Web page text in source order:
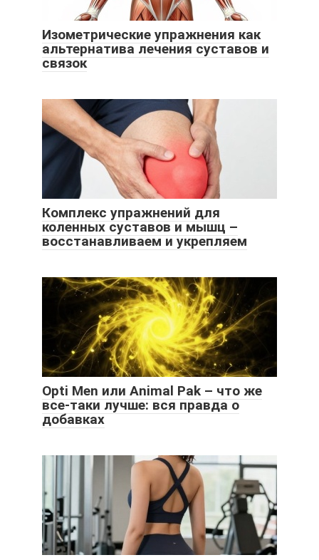
Изометрические упражнения как
альтернатива лечения суставов и
связок
Комплекс упражнений для
коленных суставов и мышц –
восстанавливаем и укрепляем
Opti Men или Animal Pak – что же
все-таки лучше: вся правда о
добавках